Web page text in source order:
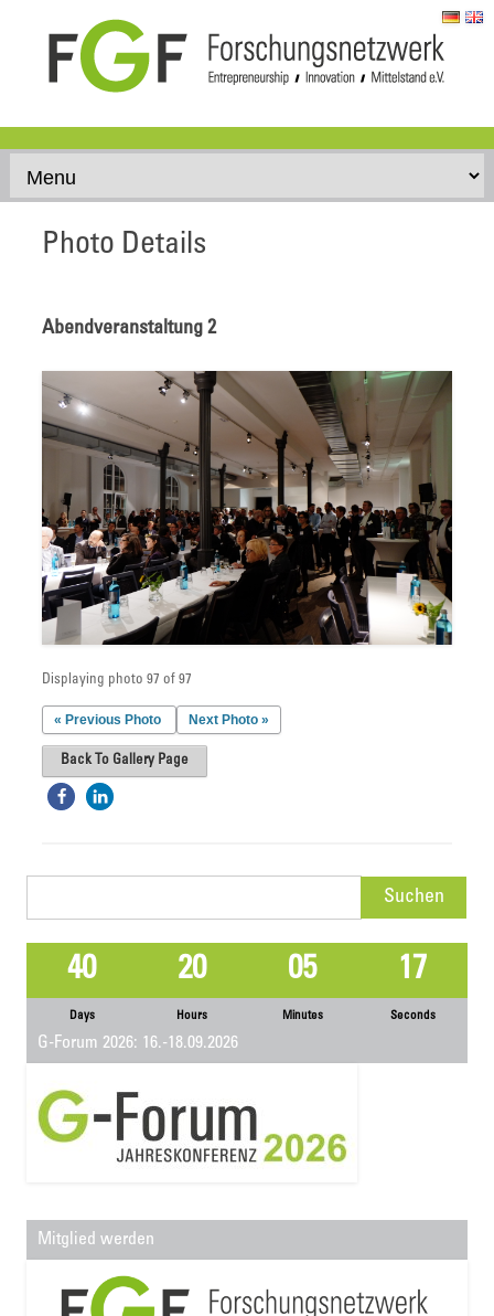
Skip to content
Photo Details
Abendveranstaltung 2
Displaying photo 97 of 97
« Previous Photo Next Photo »
Back To Gallery Page
40
Days
20
Hours
05
Minutes
17
Seconds
G-Forum 2026: 16.-18.09.2026
Mitglied werden